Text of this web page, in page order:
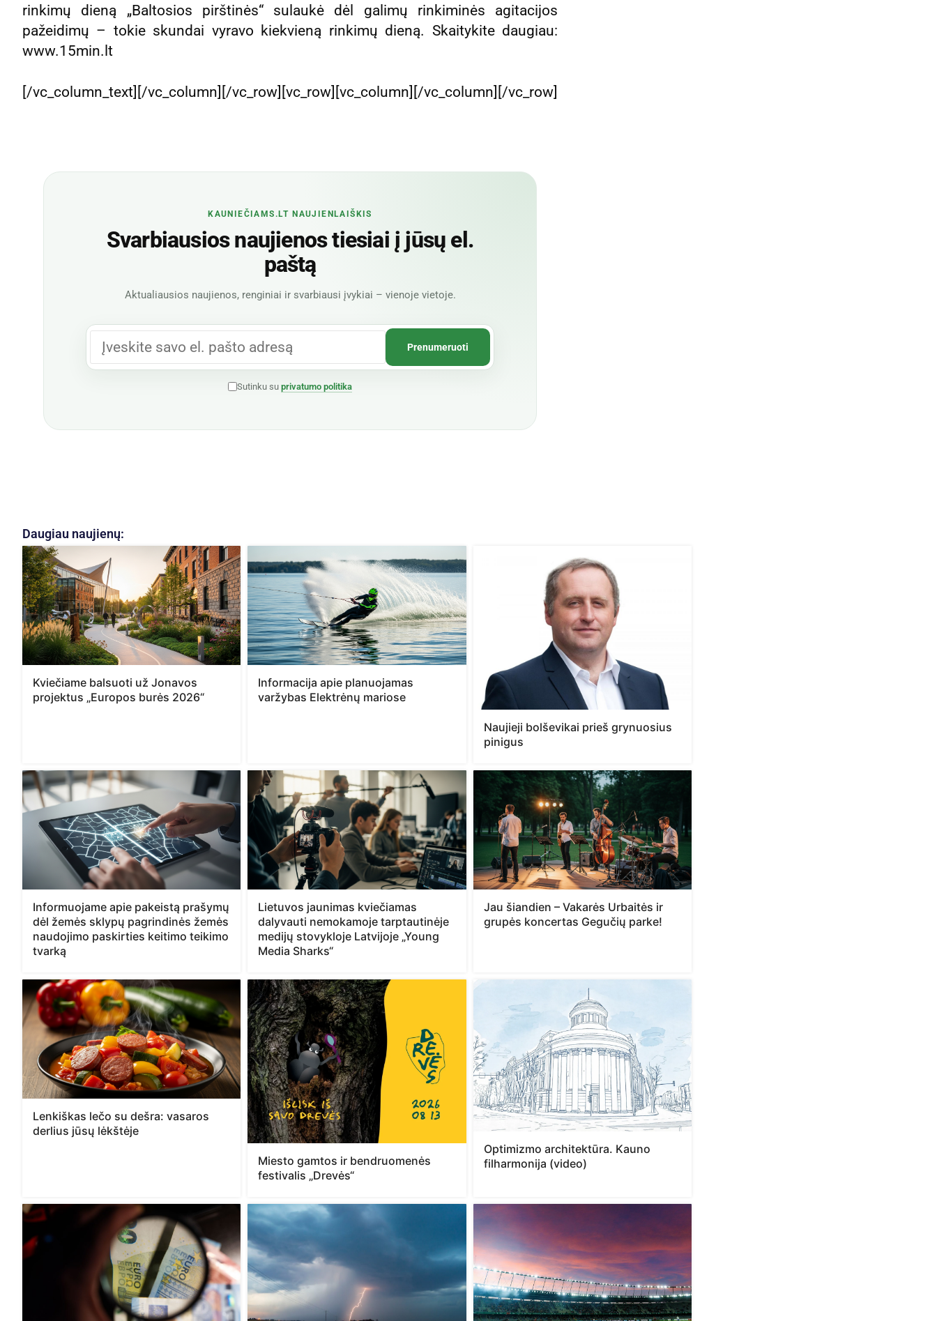
rinkimų dieną „Baltosios pirštinės“ sulaukė dėl galimų rinkiminės agitacijos
pažeidimų – tokie skundai vyravo kiekvieną rinkimų dieną. Skaitykite daugiau:
www.15min.lt
[/vc_column_text][/vc_column][/vc_row][vc_row][vc_column][/vc_column][/vc_row]
KAUNIEČIAMS.LT NAUJIENLAIŠKIS
Svarbiausios naujienos tiesiai į jūsų el.
paštą
Aktualiausios naujienos, renginiai ir svarbiausi įvykiai – vienoje vietoje.
Sutinku su privatumo politika
Daugiau naujienų:
Kviečiame balsuoti už Jonavos
projektus „Europos burės 2026“
Informacija apie planuojamas
varžybas Elektrėnų mariose
Naujieji bolševikai prieš grynuosius
pinigus
Informuojame apie pakeistą prašymų
dėl žemės sklypų pagrindinės žemės
naudojimo paskirties keitimo teikimo
tvarką
Lietuvos jaunimas kviečiamas
dalyvauti nemokamoje tarptautinėje
medijų stovykloje Latvijoje „Young
Media Sharks“
Jau šiandien – Vakarės Urbaitės ir
grupės koncertas Gegučių parke!
Lenkiškas lečo su dešra: vasaros
derlius jūsų lėkštėje
Miesto gamtos ir bendruomenės
festivalis „Drevės“
Optimizmo architektūra. Kauno
filharmonija (video)